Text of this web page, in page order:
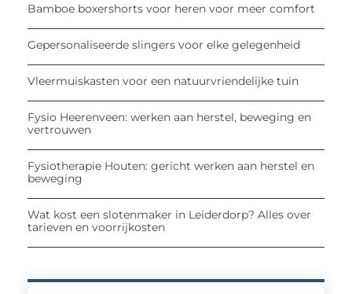
Bamboe boxershorts voor heren voor meer comfort
Gepersonaliseerde slingers voor elke gelegenheid
Vleermuiskasten voor een natuurvriendelijke tuin
Fysio Heerenveen: werken aan herstel, beweging en
vertrouwen
Fysiotherapie Houten: gericht werken aan herstel en
beweging
Wat kost een slotenmaker in Leiderdorp? Alles over
tarieven en voorrijkosten